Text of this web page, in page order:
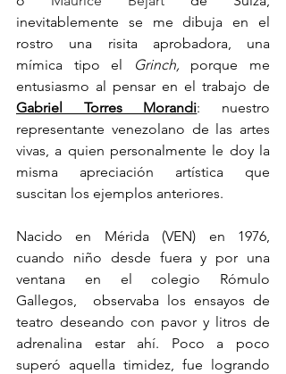
inevitablemente se me dibuja en el
rostro una risita aprobadora, una
mímica tipo el
Grinch, porque me
Gabriel Torres Morandi: nuestro
representante venezolano de las artes
vivas, a quien personalmente le doy la
misma apreciación artística que
suscitan los ejemplos anteriores.
Nacido en Mérida (VEN) en 1976,
cuando niño desde fuera y por una
ventana en el colegio Rómulo
Gallegos,  observaba los ensayos de
teatro deseando con pavor y litros de
adrenalina estar ahí. Poco a poco
superó aquella timidez, fue logrando